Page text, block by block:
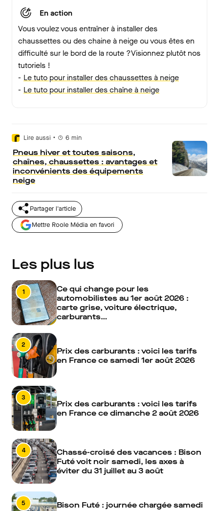
En action
Vous voulez vous entraîner à installer des
chaussettes ou des chaine à neige ou vous êtes en
difficulté sur le bord de la route ?Visionnez plutôt nos
tutoriels !
- Le tuto pour installer des chaussettes à neige
- Le tuto pour installer des chaîne à neige
Lire aussi • 6 min
Pneus hiver et toutes saisons,
chaînes, chaussettes : avantages et
inconvénients des équipements
neige
Partager l'article
Mettre Roole Média en favori
Les plus lus
1
Ce qui change pour les
automobilistes au 1er août 2026 :
carte grise, voiture électrique,
carburants…
2
Prix des carburants : voici les tarifs
en France ce samedi 1er août 2026
3
Prix des carburants : voici les tarifs
en France ce dimanche 2 août 2026
4
Chassé-croisé des vacances : Bison
Futé voit noir samedi, les axes à
éviter du 31 juillet au 3 août
5
Bison Futé : journée chargée samedi